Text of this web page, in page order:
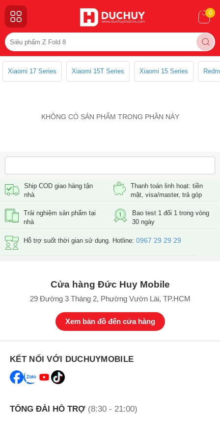
0
Xiaomi 17 Series Xiaomi 15T Series Xiaomi 15 Series
KHÔNG CÓ SẢN PHẨM TRONG PHẦN NÀY
Ship COD giao hàng tận
nhà
Thanh toán linh hoạt: tiền
mặt, visa/master, trả góp
Trải nghiệm sản phẩm tại
nhà
Bao test 1 đổi 1 trong vòng
30 ngày
Hỗ trợ suốt thời gian sử dụng. Hotline: 0967 29 29 29
Cửa hàng Đức Huy Mobile
29 Đường 3 Tháng 2, Phường Vườn Lài, TP.HCM
Xem bản đồ đến cửa hàng
KẾT NỐI VỚI DUCHUYMOBILE
TỔNG ĐÀI HỖ TRỢ (8:30 - 21:00)